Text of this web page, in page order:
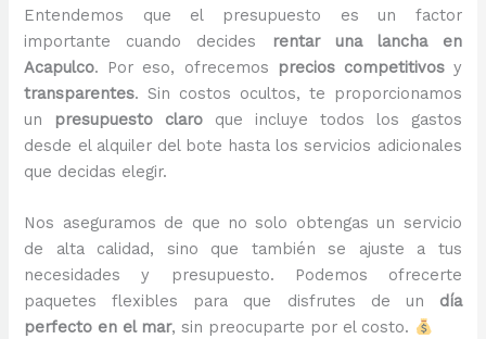
Entendemos que el presupuesto es un factor
importante cuando decides
rentar una lancha en
Acapulco. Por eso, ofrecemos precios competitivosy
transparentes. Sin costos ocultos, te proporcionamos
un presupuesto claro que incluye todos los gastos
desde el alquiler del bote hasta los servicios adicionales
que decidas elegir.
Nos aseguramos de que no solo obtengas un servicio
de alta calidad, sino que también se ajuste a tus
necesidades y presupuesto. Podemos ofrecerte
paquetes flexibles para que disfrutes de un día
perfecto en el mar, sin preocuparte por el costo.